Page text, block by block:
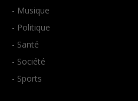
- Musique
- Politique
- Santé
- Société
- Sports